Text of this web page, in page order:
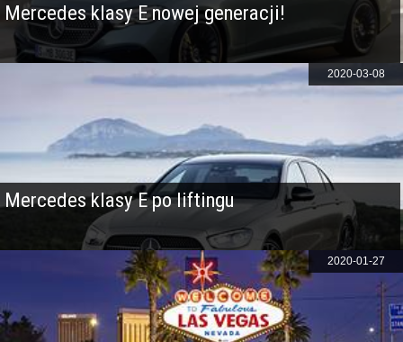
Mercedes klasy E nowej generacji!
Mercedes klasy E po liftingu
2020-03-08
2020-01-27